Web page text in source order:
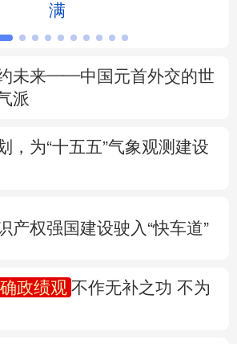
贵州
甘肃 青海 宁夏
Français عربى
满
未来——中国元首外交的世
派
，为“十五五”气象观测建设
产权强国建设驶入“快车道”
政绩观 不作无补之功 不为